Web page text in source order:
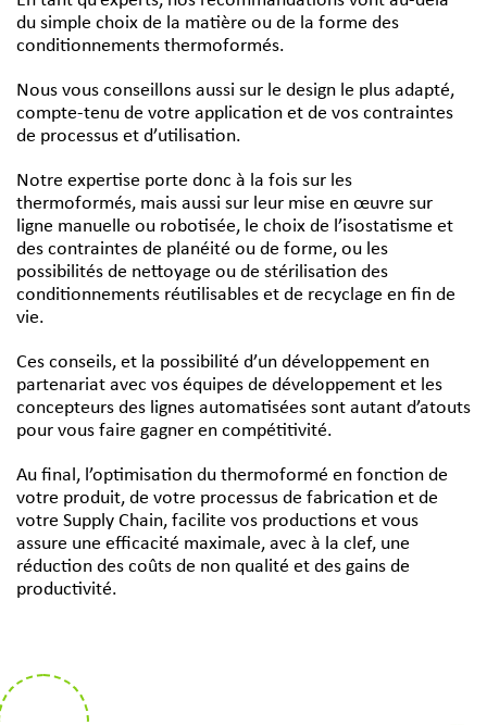
du simple choix de la matière ou de la forme des
conditionnements thermoformés.
Nous vous conseillons aussi sur le design le plus adapté,
compte-tenu de votre application et de vos contraintes
de processus et d’utilisation.
Notre expertise porte donc à la fois sur les
thermoformés, mais aussi sur leur mise en œuvre sur
ligne manuelle ou robotisée, le choix de l’isostatisme et
des contraintes de planéité ou de forme, ou les
possibilités de nettoyage ou de stérilisation des
conditionnements réutilisables et de recyclage en fin de
vie.
Ces conseils, et la possibilité d’un développement en
partenariat avec vos équipes de développement et les
concepteurs des lignes automatisées sont autant d’atouts
pour vous faire gagner en compétitivité.
Au final, l’optimisation du thermoformé en fonction de
votre produit, de votre processus de fabrication et de
votre Supply Chain, facilite vos productions et vous
assure une efficacité maximale, avec à la clef, une
réduction des coûts de non qualité et des gains de
productivité.